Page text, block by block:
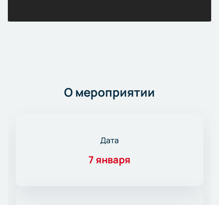
О мероприятии
Дата
7 января